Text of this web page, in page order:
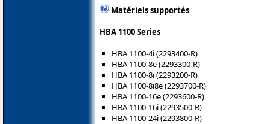
Matériels supportés
HBA 1100 Series
HBA 1100-4i (2293400-R)
HBA 1100-8e (2293300-R)
HBA 1100-8i (2293200-R)
HBA 1100-8i8e (2293700-R)
HBA 1100-16e (2293600-R)
HBA 1100-16i (2293500-R)
HBA 1100-24i (2293800-R)